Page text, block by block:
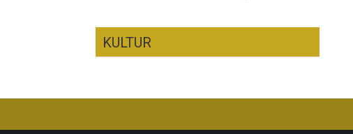
KULTUR
politische Folgerungen